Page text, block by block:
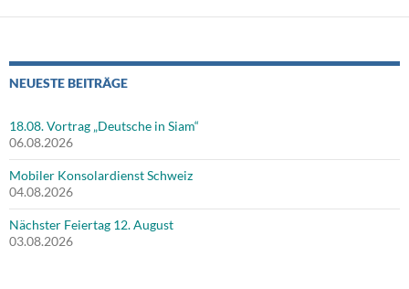
NEUESTE BEITRÄGE
18.08. Vortrag „Deutsche in Siam“
06.08.2026
Mobiler Konsolardienst Schweiz
04.08.2026
Nächster Feiertag 12. August
03.08.2026